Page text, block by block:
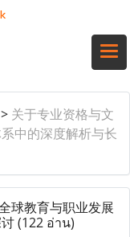
> 关于专业资格与文
中的深度解析与长
球教育与职业发展
(122 อ่าน)